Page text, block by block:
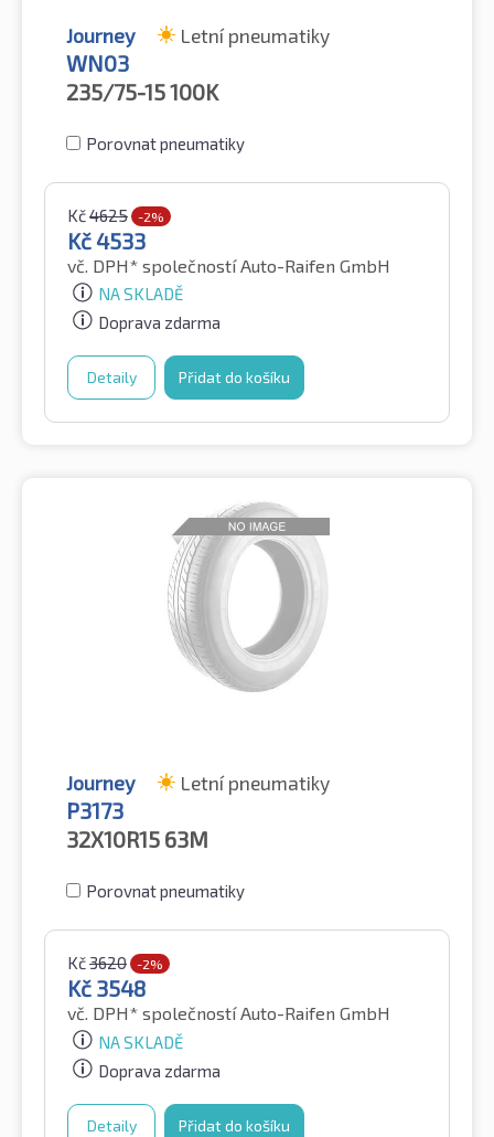
Journey Letní pneumatiky
WN03
235/75-15100K
Porovnat pneumatiky
Kč4625 -2%
Kč4533
vč. DPH* společností Auto-Raifen GmbH
NA SKLADĚ
Doprava zdarma
Detaily Přidat do košíku
Journey Letní pneumatiky
P3173
32X10R15 63M
Porovnat pneumatiky
Kč3620 -2%
Kč 3548
vč. DPH* společností Auto-Raifen GmbH
NA SKLADĚ
Doprava zdarma
Detaily Přidat do košíku